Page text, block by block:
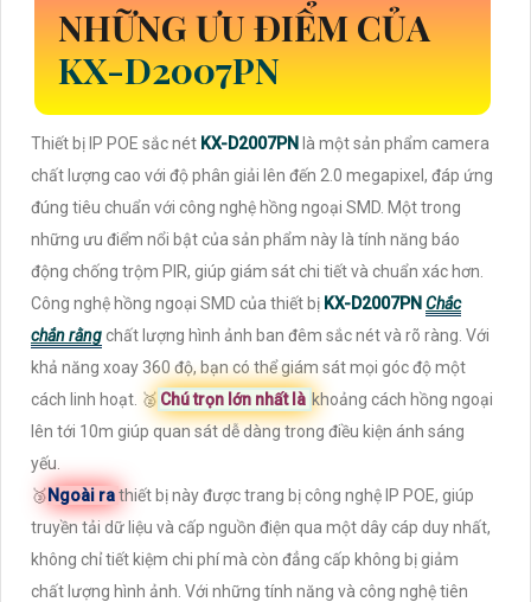
NHỮNG ƯU ĐIỂM CỦA
KX-D2007PN
Thiết bị IP POE sắc nét KX-D2007PN là một sản phẩm camera
chất lượng cao với độ phân giải lên đến 2.0 megapixel, đáp ứng
đúng tiêu chuẩn với công nghệ hồng ngoại SMD. Một trong
những ưu điểm nổi bật của sản phẩm này là tính năng báo
động chống trộm PIR, giúp giám sát chi tiết và chuẩn xác hơn.
Công nghệ hồng ngoại SMD của thiết bị KX-D2007PN Chắc
chắn rằngchất lượng hình ảnh ban đêm sắc nét và rõ ràng. Với
khả năng xoay 360 độ, bạn có thể giám sát mọi góc độ một
cách linh hoạt. ️🥈 Chú trọn lớn nhất là khoảng cách hồng ngoại
lên tới 10m giúp quan sát dễ dàng trong điều kiện ánh sáng
yếu.
🥉 Ngoài rathiết bị này được trang bị công nghệ IP POE, giúp
truyền tải dữ liệu và cấp nguồn điện qua một dây cáp duy nhất,
không chỉ tiết kiệm chi phí mà còn đẳng cấp không bị giảm
chất lượng hình ảnh. Với những tính năng và công nghệ tiên